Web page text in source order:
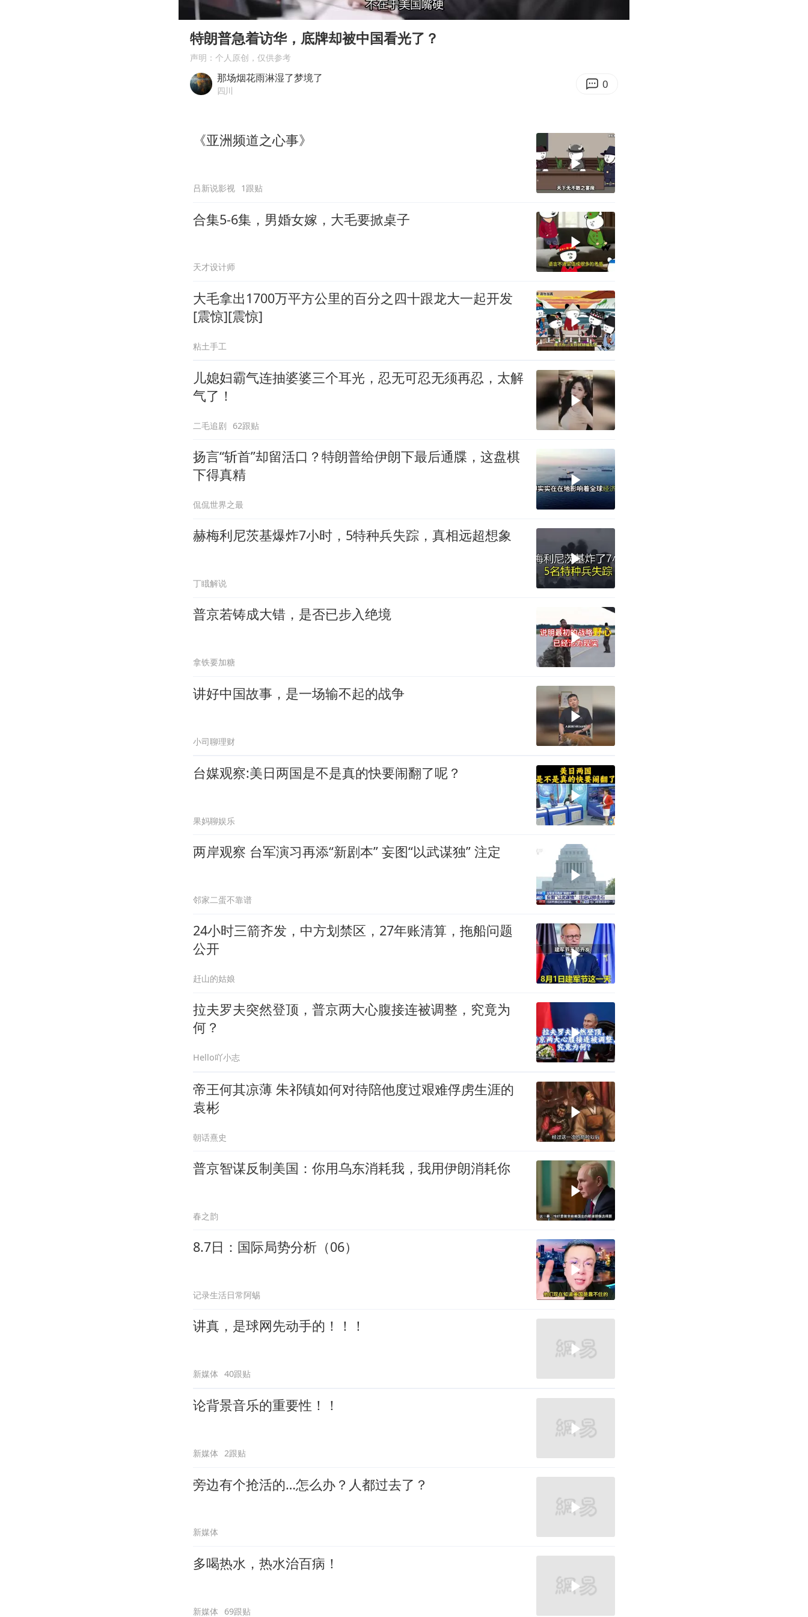
36岁男演员成景区NPC后人气爆棚
“不怕六爷挂得多 就怕六爷挂一颗”
全民健身事业高质量发展
《欢迎来龙餐馆》口碑
Play
特朗普急着访华，底牌却被中国看光了？
声明：个人原创，仅供参考
那场烟花雨淋湿了梦境了
四川 0
《亚洲频道之心事》
吕新说影视 1跟贴
合集5-6集，男婚女嫁，大毛要掀桌子
天才设计师
大毛拿出1700万平方公里的百分之四十跟龙大一起开发
[震惊][震惊]
粘土手工
儿媳妇霸气连抽婆婆三个耳光，忍无可忍无须再忍，太解
气了！
二毛追剧 62跟贴
扬言“斩首”却留活口？特朗普给伊朗下最后通牒，这盘棋
下得真精
侃侃世界之最
赫梅利尼茨基爆炸7小时，5特种兵失踪，真相远超想象
丁睋解说
普京若铸成大错，是否已步入绝境
拿铁要加糖
讲好中国故事，是一场输不起的战争
小司聊理财
台媒观察:美日两国是不是真的快要闹翻了呢？
果妈聊娱乐
两岸观察 台军演习再添“新剧本” 妄图“以武谋独” 注定
邻家二蛋不靠谱
24小时三箭齐发，中方划禁区，27年账清算，拖船问题
公开
赶山的姑娘
拉夫罗夫突然登顶，普京两大心腹接连被调整，究竟为
何？
Hello吖小志
帝王何其凉薄 朱祁镇如何对待陪他度过艰难俘虏生涯的
袁彬
朝话熹史
普京智谋反制美国：你用乌东消耗我，我用伊朗消耗你
春之韵
8.7日：国际局势分析（06）
记录生活日常阿蜴
讲真，是球网先动手的！！！
新媒体 40跟贴
论背景音乐的重要性！！
新媒体 2跟贴
旁边有个抢活的…怎么办？人都过去了？
新媒体
多喝热水，热水治百病！
新媒体 69跟贴